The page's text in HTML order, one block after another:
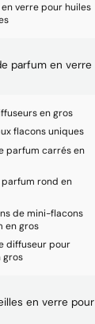
verre pour huiles
parfum en verre
en gros
flacons uniques
parfum carrés en
parfum rond en
de mini-flacons
en gros
diffuseur pour
gros
en verre pour